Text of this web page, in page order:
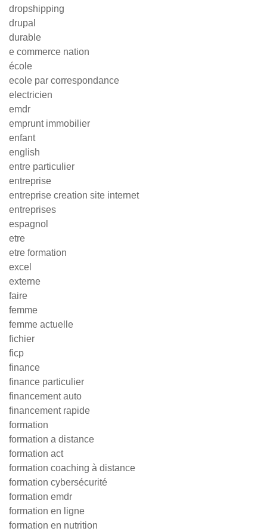
dropshipping
drupal
durable
e commerce nation
école
ecole par correspondance
electricien
emdr
emprunt immobilier
enfant
english
entre particulier
entreprise
entreprise creation site internet
entreprises
espagnol
etre
etre formation
excel
externe
faire
femme
femme actuelle
fichier
ficp
finance
finance particulier
financement auto
financement rapide
formation
formation a distance
formation act
formation coaching à distance
formation cybersécurité
formation emdr
formation en ligne
formation en nutrition